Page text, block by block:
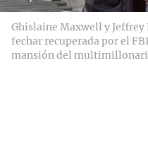
Ghislaine Maxwell y
fechar recuperada por el
mansión del